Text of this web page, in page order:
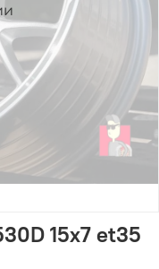
15x7 et35